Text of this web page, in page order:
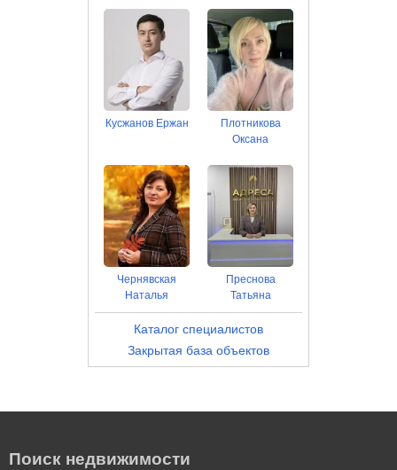
Кусжанов Ержан
Плотникова
Оксана
Чернявская
Наталья
Преснова
Татьяна
Каталог специалистов
Закрытая база объектов
Поиск недвижимости